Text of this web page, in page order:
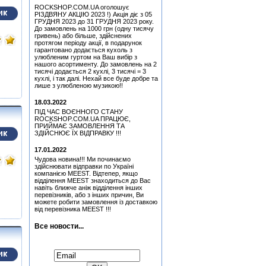
Медіатор Accept Uwe Lulis
Медіатор Burning Dwarf
Attack Mr. Fastfinge Mika
Tyyska (Міка Тійскя)
Медіатор Uriah Heep - Phil
Lanzon (Філ Лансон)
(Green) Колекційний
Pink Floyd - More - Music
(Remastered 2011) (CD)
Медіатор Uriah Heep - Phil
Lanzon (Філ Лансон) (Red)
Колекційний
Fastfinge Mika Tyyska
(Black) (Міка Тійскя)
Медіатор Uriah Heep - Phil
Lanzon (Філ Лансон)
(Yellow) Колекційний
Медіатор Attack Mr.
Fastfinge Mika Tyyska
(Міка Тійскя)
Hart, Beth & Bonamassa,
ROCKSHOP.COM.UA оголошує
РІЗДВЯНУ АКЦІЮ 2023 !) Акція діє з 05
ГРУДНЯ 2023 до 31 ГРУДНЯ 2023 року.
До замовлень на 1000 грн (одну тисячу
гривень) або більше, здійснених
протягом періоду акції, в подарунок
гарантовано додається кухоль з
улюбленим гуртом на Ваш вибір з
нашого асортименту. До замовлень на 2
тисячі додається 2 кухлі, 3 тисячі = 3
кухлі, і так далі. Нехай все буде добре та
лише з улюбленою музикою!!
18.03.2022
ПІД ЧАС ВОЄННОГО СТАНУ
ROCKSHOP.COM.UA ПРАЦЮЄ,
ПРИЙМАЄ ЗАМОВЛЕННЯ ТА
ЗДІЙСНЮЄ ЇХ ВІДПРАВКУ !!!
17.01.2022
Чудова новина!!! Ми починаємо
здійснювати відправки по Україні
компанією MEEST. Відтепер, якщо
відділення MEEST знаходиться до Вас
навіть ближче аніж відділення інших
перевізників, або з інших причин, Ви
можете робити замовлення із доставкою
від перевізника MEEST !!!
Все новости...